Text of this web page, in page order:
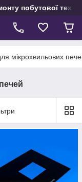
побутової
мікрохвильових